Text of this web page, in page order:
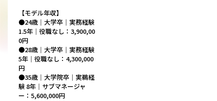
【モデル年収】
●24歳｜大学卒｜実務経験
1.5年｜役職なし：3,900,00
0円
●28歳｜大学卒｜実務経験
5年｜役職なし：4,300,000
円
●35歳｜大学院卒｜実鵜経
験 8年｜サブマネージャ
ー：5,600,000円